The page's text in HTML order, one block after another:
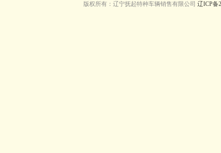
版权所有：辽宁抚起特种车辆销售有限公司 辽ICP备